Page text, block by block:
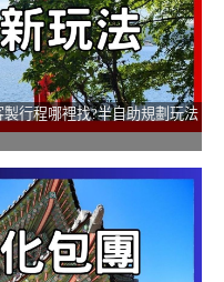
行程哪裡找?半自助規劃玩法